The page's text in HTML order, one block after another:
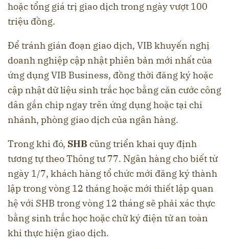
hoặc tổng giá trị giao dịch trong ngày vượt 100
triệu đồng.
Để tránh gián đoạn giao dịch, VIB khuyến nghị
doanh nghiệp cập nhật phiên bản mới nhất của
ứng dụng VIB Business, đồng thời đăng ký hoặc
cập nhật dữ liệu sinh trắc học bằng căn cước công
dân gắn chip ngay trên ứng dụng hoặc tại chi
nhánh, phòng giao dịch của ngân hàng.
Trong khi đó, SHB cũng triển khai quy định
tương tự theo Thông tư 77. Ngân hàng cho biết từ
ngày 1/7, khách hàng tổ chức mới đăng ký thành
lập trong vòng 12 tháng hoặc mới thiết lập quan
hệ với SHB trong vòng 12 tháng sẽ phải xác thực
bằng sinh trắc học hoặc chữ ký điện tử an toàn
khi thực hiện giao dịch.